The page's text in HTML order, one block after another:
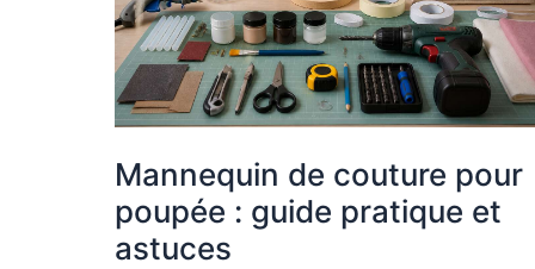
Mannequin de couture pour
poupée : guide pratique et
astuces
:
guide
pratique
et